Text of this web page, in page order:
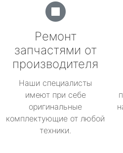
Ремонт
запчастями от
производителя
Наши специалисты
имеют при себе
оригинальные
комплектующие от любой
техники.